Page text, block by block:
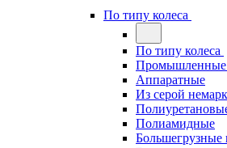
По типу колеса
По типу колеса
Промышленные
Аппаратные
Из серой
Полиамидные
Большегрузные